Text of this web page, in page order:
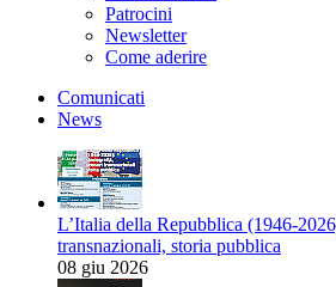
Patrocini
Newsletter
Come aderire
Comunicati
News
L’Italia della Repubblica (1946-
transnazionali, storia pubblica
08 giu 2026